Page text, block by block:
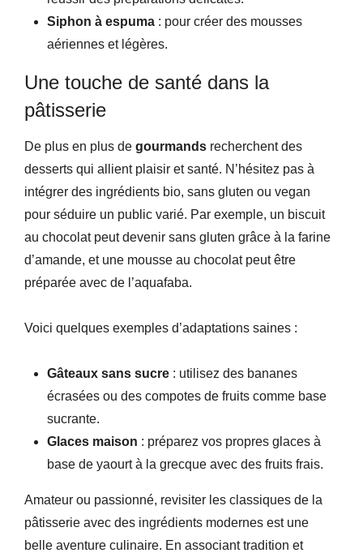
Siphon à espuma : pour créer des mousses
aériennes et légères.
Une touche de santé dans la
pâtisserie
De plus en plus de gourmands recherchent des
desserts qui allient plaisir et santé. N’hésitez pas à
intégrer des ingrédients bio, sans gluten ou vegan
pour séduire un public varié. Par exemple, un biscuit
au chocolat peut devenir sans gluten grâce à la farine
d’amande, et une mousse au chocolat peut être
préparée avec de l’aquafaba.
Voici quelques exemples d’adaptations saines :
Gâteaux sans sucre : utilisez des bananes
écrasées ou des compotes de fruits comme base
sucrante.
Glaces maison : préparez vos propres glaces à
base de yaourt à la grecque avec des fruits frais.
Amateur ou passionné, revisiter les classiques de la
pâtisserie avec des ingrédients modernes est une
belle aventure culinaire. En associant tradition et